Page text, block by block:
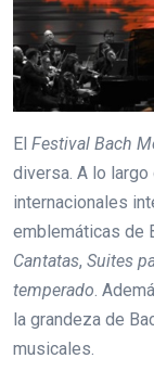
El Festival Bach
diversa. A lo
internacionales
emblemáticas de
Cantatas, Suites
temperado .
la grandeza de
musicales.